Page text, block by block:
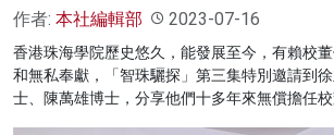
作者: 本社編輯部 2023-07-16
香港珠海學院歷史悠久，能發展至今，有賴校
和無私奉獻，「智珠驪探」第三集特別邀請到
士、陳萬雄博士，分享他們十多年來無償擔任校